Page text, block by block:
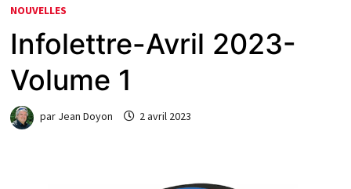
NOUVELLES
Infolettre-Avril 2023-
Volume 1
par Jean Doyon 2 avril 2023